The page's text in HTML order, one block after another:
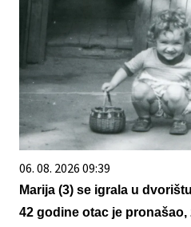
06. 08. 2026 09:39
Marija (3) se igrala u
42 godine otac je pronašao,